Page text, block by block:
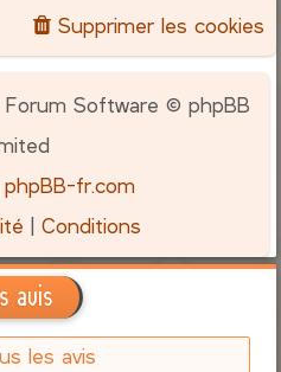
Supprimer les cookies
Software © phpBB
phpBB-fr.com
|Conditions
avis
les avis